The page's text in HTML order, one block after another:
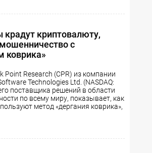
крадут криптовалюту,
с
коврика»
Point Research (CPR) из компании
Technologies Ltd. (NASDAQ:
поставщика решений в области
по всему миру, показывает, как
метод «дергания коврика»,